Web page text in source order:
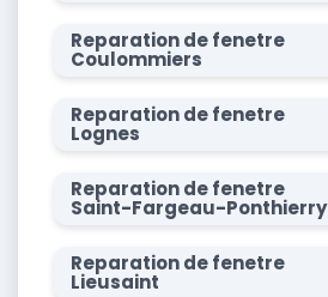
Reparation de fenetre
Coulommiers
Reparation de fenetre
Lognes
Reparation de fenetre
Saint-Fargeau-Ponthierry
Reparation de fenetre
Lieusaint